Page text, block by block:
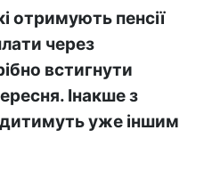
отримують пенсії
через
встигнути
Інакше з
уже іншим